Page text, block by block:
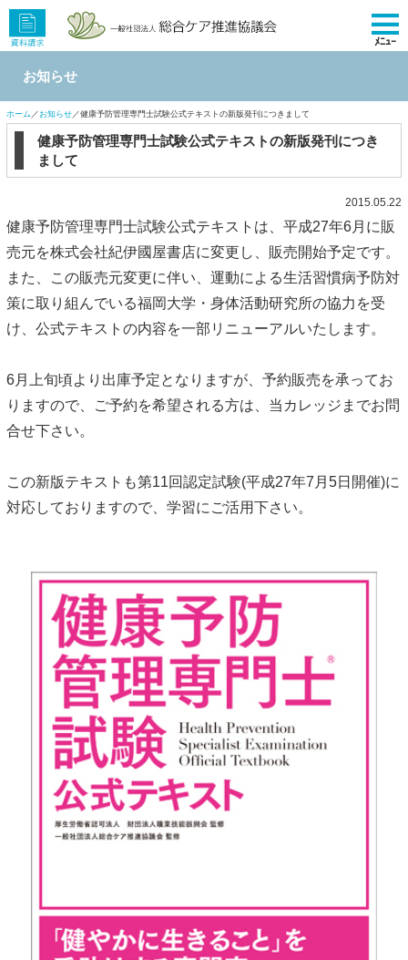
ﾒﾆｭｰ
お知らせ
ホーム ／ お知らせ ／健康予防管理専門士試験公式テキストの新版発刊につきまして
健康予防管理専門士試験公式テキストの新版発刊につき
まして
2015.05.22
健康予防管理専門士試験公式テキストは、平成27年6月に販
売元を株式会社紀伊國屋書店に変更し、販売開始予定です。
また、この販売元変更に伴い、運動による生活習慣病予防対
策に取り組んでいる福岡大学・身体活動研究所の協力を受
け、公式テキストの内容を一部リニューアルいたします。
6月上旬頃より出庫予定となりますが、予約販売を承ってお
りますので、ご予約を希望される方は、当カレッジまでお問
合せ下さい。
この新版テキストも第11回認定試験(平成27年7月5日開催)に
対応しておりますので、学習にご活用下さい。